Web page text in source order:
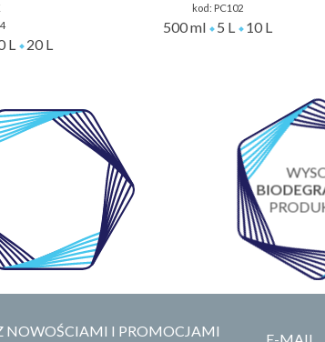
L 20 L
kod: PC102
500 ml 5 L 10 L
NOWOŚCIAMI I PROMOCJAMI